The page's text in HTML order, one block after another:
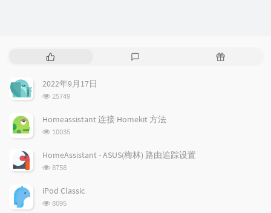
热
文
章
随
2022年9月17日
浏
次
25749
Homeassistant 连接 Homekit 方法
浏
次
10035
HomeAssistant - ASUS(梅林) 路由追踪设置
浏
次
8758
iPod Classic
浏
8095